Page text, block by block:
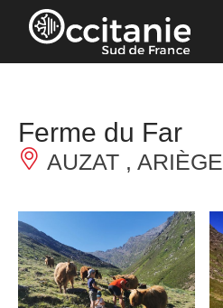
Panneau de gestion des cookies
Ferme du Far
AUZAT , ARIÈGE